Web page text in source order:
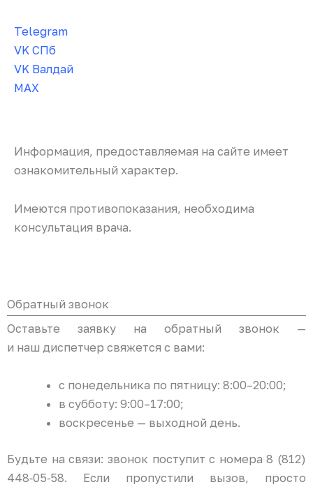
Telegram
VK СПб
VK Валдай
MAX
Информация, предоставляемая на сайте имеет
ознакомительный характер.
Имеются противопоказания, необходима
консультация врача.
Обратный звонок
Оставьте заявку на обратный звонок —
и наш диспетчер свяжется с вами:
с понедельника по пятницу: 8:00–20:00;
в субботу: 9:00–17:00;
воскресенье — выходной день.
Будьте на связи: звонок поступит с номера 8 (812)
448‑05‑58. Если пропустили вызов, просто